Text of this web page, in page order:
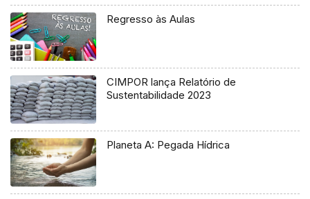
Regresso às Aulas
CIMPOR lança Relatório de
Sustentabilidade 2023
Planeta A: Pegada Hídrica